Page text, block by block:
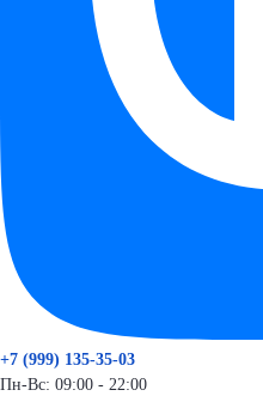
+7 (999) 135-35-03
Пн-Вс: 09:00 - 22:00